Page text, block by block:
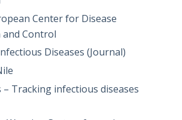
Center for Disease
Control
Diseases (Journal)
– Tracking infectious diseases